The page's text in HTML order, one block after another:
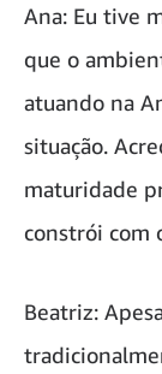
Ana: Eu tive
que o
atuando na
situação.
maturidade
constrói com
Beatriz: